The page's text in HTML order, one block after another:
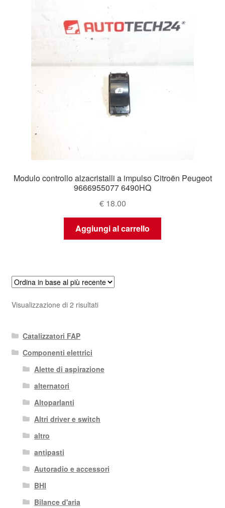
Modulo controllo alzacristalli a impulso Citroën Peugeot
9666955077 6490HQ
€18.00
Aggiungi al carrello
Visualizzazione di 2 risultatiOrdina
Catalizzatori FAP
Componenti elettrici
Alette di aspirazione
alternatori
Altoparlanti
Altri driver e switch
altro
antipasti
Autoradio e accessori
BHI
Bilance d'aria